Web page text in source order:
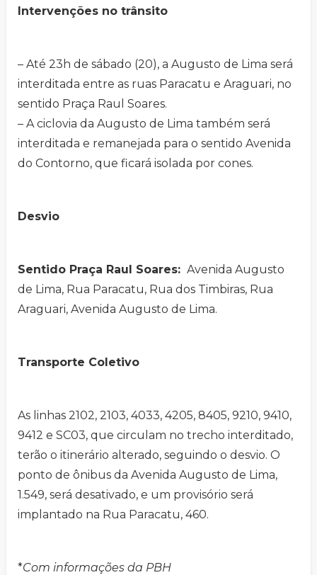
Intervenções no trânsito
– Até 23h de sábado (20), a Augusto de Lima será
interditada entre as ruas Paracatu e Araguari, no
sentido Praça Raul Soares.
– A ciclovia da Augusto de Lima também será
interditada e remanejada para o sentido Avenida
do Contorno, que ficará isolada por cones.
Desvio
Sentido Praça Raul Soares: Avenida Augusto
de Lima, Rua Paracatu, Rua dos Timbiras, Rua
Araguari, Avenida Augusto de Lima.
Transporte Coletivo
As linhas 2102, 2103, 4033, 4205, 8405, 9210, 9410,
9412 e SC03, que circulam no trecho interditado,
terão o itinerário alterado, seguindo o desvio. O
ponto de ônibus da Avenida Augusto de Lima,
1.549, será desativado, e um provisório será
implantado na Rua Paracatu, 460.
*Com informações da PBH